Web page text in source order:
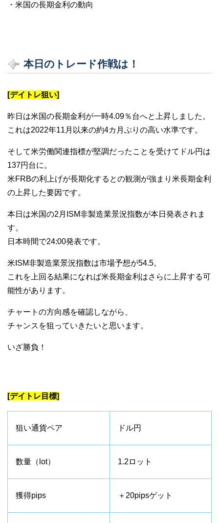
・米国の長期金利の動向
本日のトレード作戦は！
[デイトレ狙い]
昨日は米国の長期金利が一時4.09％台へと上昇しました。
これは2022年11月以来の約4カ月ぶりの高い水準です。
そして米労働関連指標が堅調だったことを受けてドル円は
137円台に。
米FRBの利上げが長期化するとの観測が強まり米長期金利
の上昇した要因です。
本日は米国の2月ISM非製造業景況指数が本日発表されま
す。
日本時間で24:00発表です。
米ISM非製造業景況指数は市場予想が54.5。
これを上回る結果になれば米長期金利はさらに上昇する可
能性があります。
チャートの方向感を確認しながら、
チャンスを狙っていきたいと思います。
いざ勝負！
[デイトレ目標]
狙い通貨ペア ドル円
数量（lot） 1.2ロット
獲得pips ＋20pipsゲット